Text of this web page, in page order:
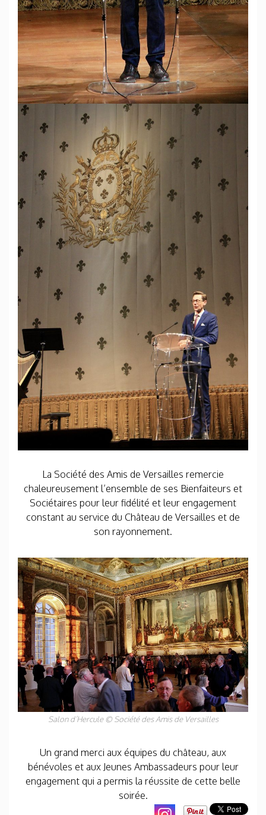
La Société des Amis de Versailles remercie
chaleureusement l’ensemble de ses Bienfaiteurs et
Sociétaires pour leur fidélité et leur engagement
constant au service du Château de Versailles et de
son rayonnement.
Salon d’Hercule © Société des Amis de Versailles
Un grand merci aux équipes du château, aux
bénévoles et aux Jeunes Ambassadeurs pour leur
engagement qui a permis la réussite de cette belle
soirée.